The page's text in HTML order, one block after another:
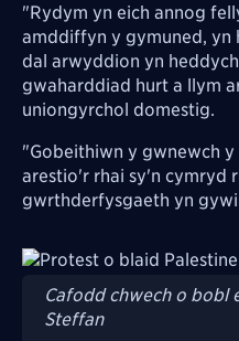
"Rydym yn eich annog
amddiffyn y gymuned, yn
dal arwyddion yn
gwaharddiad hurt a llym
uniongyrchol domestig.
"Gobeithiwn y gwnewch
arestio'r rhai sy'n cymryd
gwrthderfysgaeth yn
Image
Cafodd chwech o bobl
Steffan